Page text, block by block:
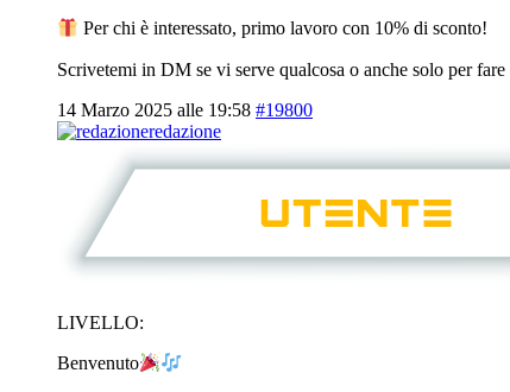
Per chi è interessato, primo lavoro con 10% di sconto!
Scrivetemi in DM se vi serve qualcosa o anche solo per
14 Marzo 2025 alle 19:58 #19800
redazione
LIVELLO:
Benvenuto